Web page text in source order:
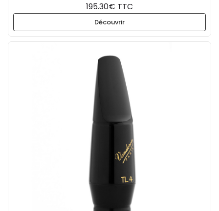
195.30€ TTC
Découvrir